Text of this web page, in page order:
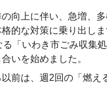
向上に伴い、急増、
的な対策に乗り出し
「いわき市ごみ収集
いを始めました。
前は、週2回の「燃え